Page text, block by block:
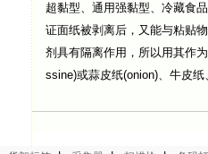
超黏型、通用强黏型、冷藏食
证面纸被剥离后，又能与粘贴
剂具有隔离作用，所以用其作
ssine)或蒜皮纸(onion)、牛皮